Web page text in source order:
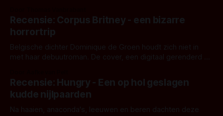
'Skeletons', een nieuwe creature feature waarvoor de
opnames zijn gestart in Australië.
Recensie: Corpus Britney - een bizarre
horrortrip
Belgische dichter Dominique de Groen houdt zich niet in
met haar debuutroman. De cover, een digitaal gerenderd en
achtergrond, belooft iets kleurrijks maar onheilspellends,
iets ongrijpbaars. En dat maakt De Groen met ieder woord
waar.
Recensie: Hungry - Een op hol geslagen
kudde nijlpaarden
Na haaien, anaconda's, leeuwen en beren dachten deze